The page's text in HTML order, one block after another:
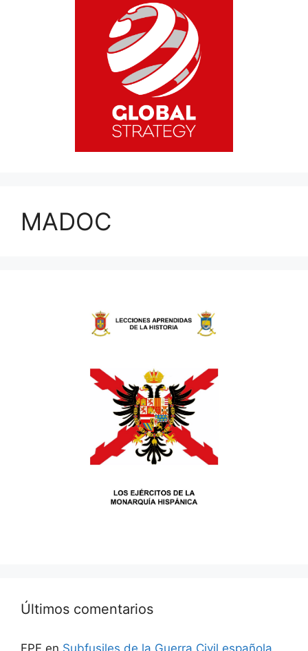
MADOC
Últimos comentarios
FPF en Subfusiles de la Guerra Civil española